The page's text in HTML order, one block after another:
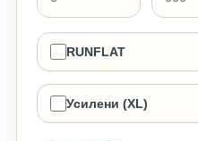
RUNFLAT
Усилени (XL)